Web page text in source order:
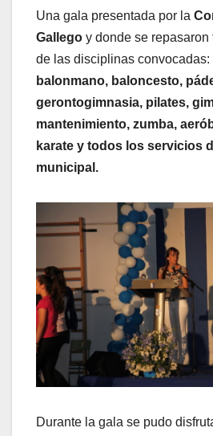
Una gala presentada por la
Gallego y donde se repasaron
de las disciplinas convocadas:
balonmano, baloncesto,
gerontogimnasia, pilates,
mantenimiento, zumba,
karate y todos los servicios
municipal.
Durante la gala se pudo